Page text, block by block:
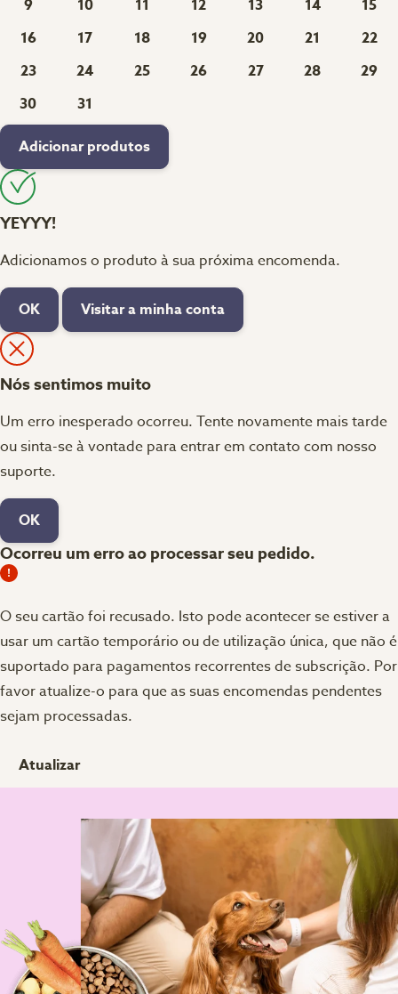
9 10 11 12 13 14
15
16
17 18 19 20 21
22
23
24 25 26 27 28
29
30
31
Adicionar produtos
YEYYY!
Adicionamos o produto à sua próxima encomenda.
OK Visitar a minha conta
Nós sentimos muito
Um erro inesperado ocorreu. Tente novamente mais tarde
ou sinta-se à vontade para entrar em contato com nosso
suporte.
OK
Ocorreu um erro ao processar seu pedido.
O seu cartão foi recusado. Isto pode acontecer se estiver a
usar um cartão temporário ou de utilização única, que não é
suportado para pagamentos recorrentes de subscrição. Por
favor atualize-o para que as suas encomendas pendentes
sejam processadas.
Atualizar